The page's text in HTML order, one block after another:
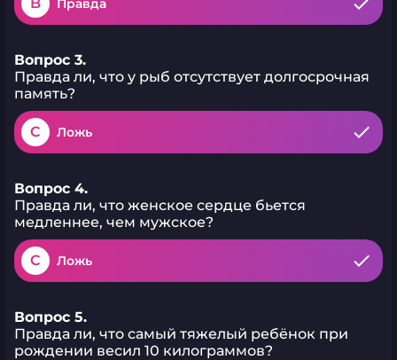
Правда
Вопрос 3.
Правда ли, что у рыб отсутствует долгосрочная
память?
C Ложь
Вопрос 4.
Правда ли, что женское сердце бьется
медленнее, чем мужское?
C Ложь
Вопрос 5.
Правда ли, что самый тяжелый ребёнок при
рождении весил 10 килограммов?